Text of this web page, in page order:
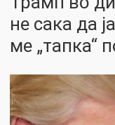
не сака да
ме „тапка“